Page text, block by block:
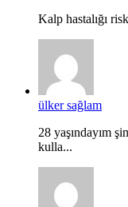
Kalp hastalığı
ülker sağlam
28 yaşındayım
kulla...